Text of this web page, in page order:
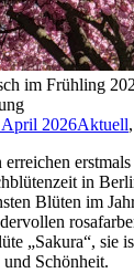
im Frühling
2026Aktuell,
in
Blüten im
„Sakura“, sie
Schönheit.